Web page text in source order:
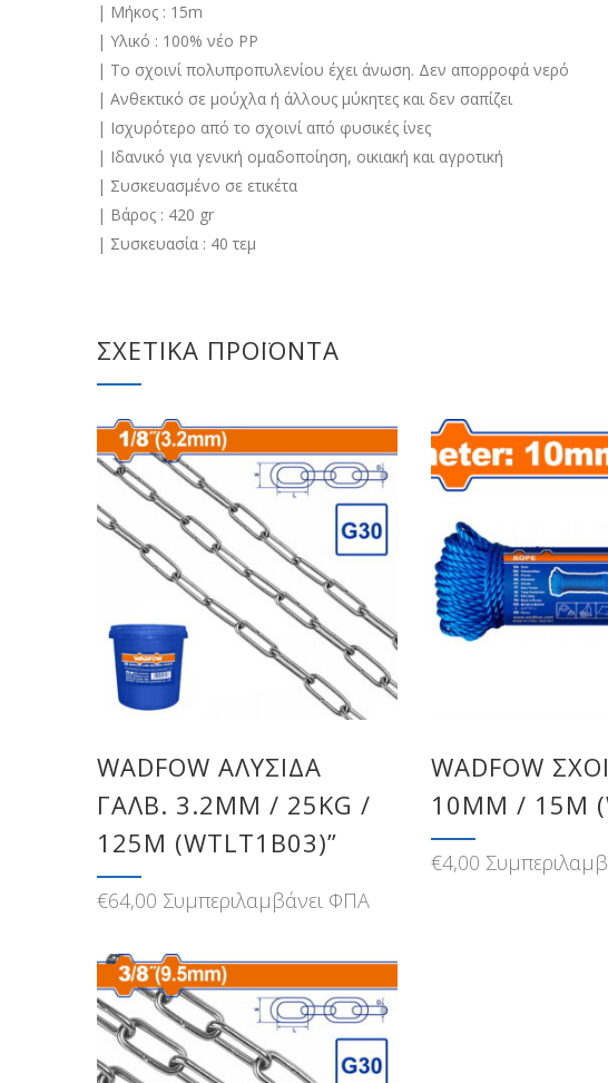
| Μήκος : 15m
| Υλικό : 100% νέο PP
| Το σχοινί πολυπροπυλενίου έχει άνωση. Δεν απορροφά νερό
| Ανθεκτικό σε μούχλα ή άλλους μύκητες και δεν σαπίζει
| Ισχυρότερο από το σχοινί από φυσικές ίνες
| Ιδανικό για γενική ομαδοποίηση, οικιακή και αγροτική
| Συσκευασμένο σε ετικέτα
| Βάρος : 420 gr
| Συσκευασία : 40 τεμ
ΣΧΕΤΙΚΆ ΠΡΟΪΌΝΤΑ
WADFOW ΑΛΥΣΙΔΑ
ΓΑΛΒ. 3.2MM / 25KG /
125M (WTLT1B03)”
€64,00 Συμπεριλαμβάνει ΦΠΑ
WADFOW
10MM / 15M
€4,00